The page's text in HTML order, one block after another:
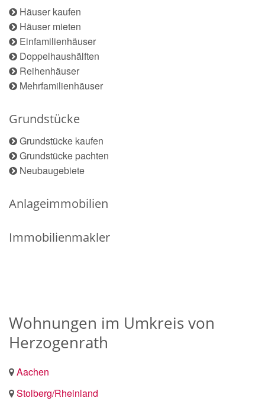
Häuser kaufen
Häuser mieten
Einfamilienhäuser
Doppelhaushälften
Reihenhäuser
Mehrfamilienhäuser
Grundstücke
Grundstücke kaufen
Grundstücke pachten
Neubaugebiete
Anlageimmobilien
Immobilienmakler
Wohnungen im Umkreis von
Herzogenrath
Aachen
Stolberg/Rheinland